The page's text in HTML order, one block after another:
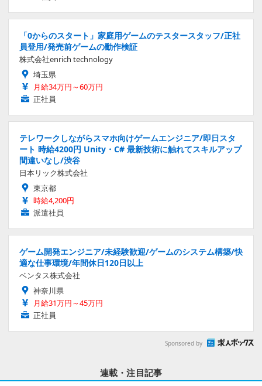
「0からのスタート」家庭用ゲームのテスタースタッフ/正社
員登用/発売前ゲームの動作検証
株式会社enrich technology
埼玉県
月給34万円～60万円
正社員
テレワークしながらスマホ向けゲームエンジニア/即日スタ
ート 時給4200円 Unity・C# 最新技術に触れてスキルアップ
間違いなし/渋谷
日本リック株式会社
東京都
時給4,200円
派遣社員
ゲーム開発エンジニア/未経験歓迎/ゲームのシステム構築/快
適な仕事環境/年間休日120日以上
ベンタス株式会社
神奈川県
月給31万円～45万円
正社員
Sponsored by
連載・注目記事